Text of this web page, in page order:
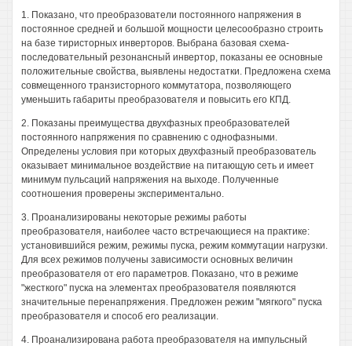
1. Показано, что преобразователи постоянного напряжения в
постоянное средней и большой мощности целесообразно строить
на базе тиристорных инверторов. Выбрана базовая схема-
последовательный резонансный инвертор, показаны ее основные
положительные свойства, выявлены недостатки. Предложена схема
совмещенного транзисторного коммутатора, позволяющего
уменьшить габариты преобразователя и повысить его КПД.
2. Показаны преимущества двухфазных преобразователей
постоянного напряжения по сравнению с однофазными.
Определены условия при которых двухфазный преобразователь
оказывает минимальное воздействие на питающую сеть и имеет
минимум пульсаций напряжения на выходе. Полученные
соотношения проверены экспериментально.
3. Проанализированы некоторые режимы работы
преобразователя, наиболее часто встречающиеся на практике:
установившийся режим, режимы пуска, режим коммутации нагрузки.
Для всех режимов получены зависимости основных величин
преобразователя от его параметров. Показано, что в режиме
"жесткого" пуска на элементах преобразователя появляются
значительные перенапряжения. Предложен режим "мягкого" пуска
преобразователя и способ его реализации.
4. Проанализирована работа преобразователя на импульсный